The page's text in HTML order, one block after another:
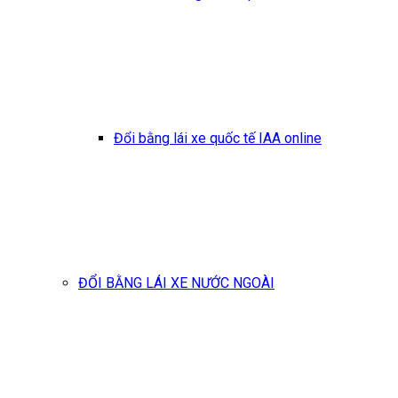
Đổi bằng lái xe quốc tế IAA online
ĐỔI BẰNG LÁI XE NƯỚC NGOÀI